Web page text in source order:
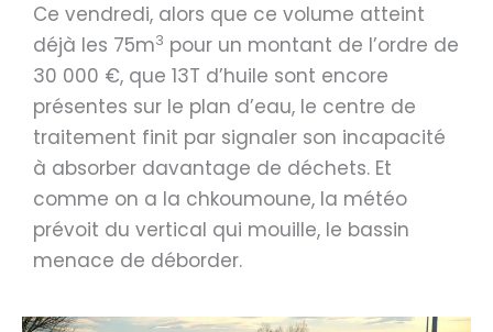
Ce vendredi, alors que ce volume atteint
déjà les 75m3 pour un montant de l’ordre de
30 000 €, que 13T d’huile sont encore
présentes sur le plan d’eau, le centre de
traitement finit par signaler son incapacité
à absorber davantage de déchets. Et
comme on a la chkoumoune, la météo
prévoit du vertical qui mouille, le bassin
menace de déborder.